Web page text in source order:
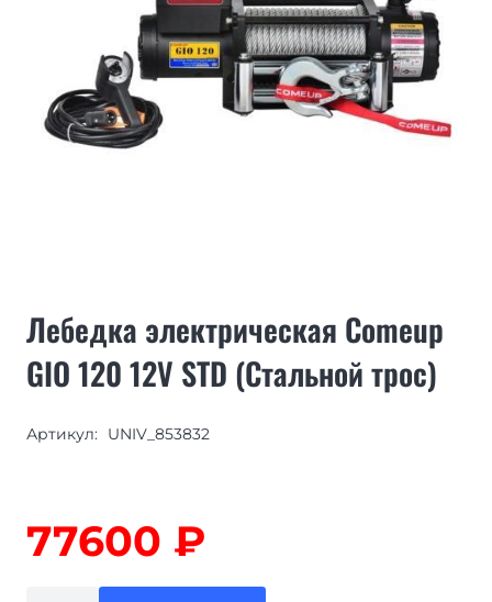
Лебедка электрическая Comeup
GIO 120 12V STD (Стальной трос)
Артикул: UNIV_853832
77600 ₽